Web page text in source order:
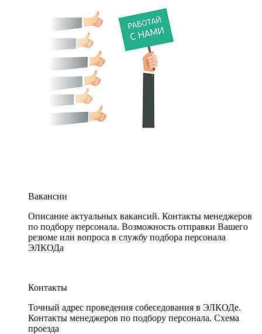
Вакансии
Описание актуальных вакансий. Контакты менеджеров
по подбору персонала. Возможность отправки Вашего
резюме или вопроса в службу подбора персонала
ЭЛКОДа
Контакты
Точный адрес проведения собеседования в ЭЛКОДе.
Контакты менеджеров по подбору персонала. Схема
проезда